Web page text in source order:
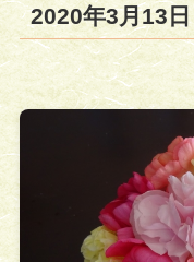
2020年3月13日